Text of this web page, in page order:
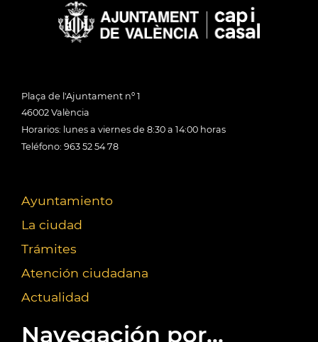
Plaça de l'Ajuntament nº 1
46002 València
Horarios: lunes a viernes de 8:30 a 14:00 horas
Teléfono: 963 52 54 78
Ayuntamiento
La ciudad
Trámites
Atención ciudadana
Actualidad
Navegación por...